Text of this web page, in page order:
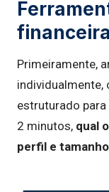
Primeiramente,
individualmente,
estruturado
2 minutos, qual
perfil e